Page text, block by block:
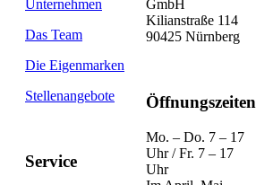
Unternehmen
Das Team
Die Eigenmarken
Stellenangebote
Service
GmbH
Kilianstraße 114
90425 Nürnberg
Öffnungszeiten
Mo. – Do. 7 – 17
Uhr / Fr. 7 – 17
Uhr